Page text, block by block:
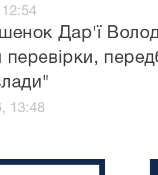
Дар'ї
перевірки,
13:48